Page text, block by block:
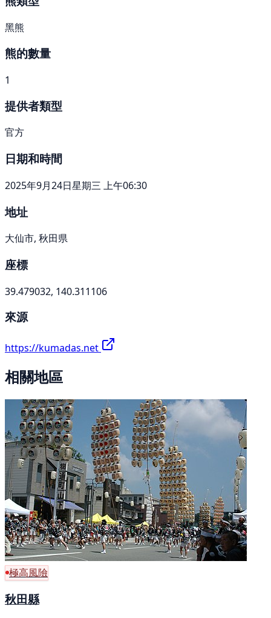
黑熊
熊的數量
1
提供者類型
官方
日期和時間
2025年9月24日星期三 上午06:30
地址
大仙市, 秋田県
座標
39.479032, 140.311106
來源
https://kumadas.net
相關地區
極高風險
秋田縣